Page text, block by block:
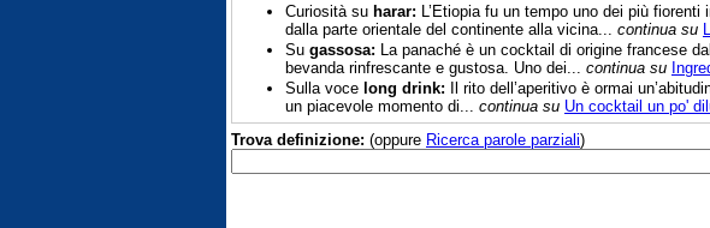
Curiosità su harar: L’Etiopia fu un tempo uno dei più
dalla parte orientale del continente alla vicina... continua su
Su gassosa: La panaché è un cocktail di origine francese
bevanda rinfrescante e gustosa. Uno dei... continua su
Sulla voce long drink: Il rito dell’aperitivo è ormai
un piacevole momento di... continua su Un cocktail un po'
Trova definizione: (oppure Ricerca parole parziali)